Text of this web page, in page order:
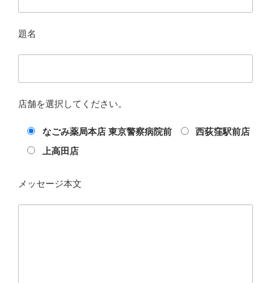
題名
店舗を選択してください。
なごみ薬局本店 東京警察病院前
西荻窪駅前店
上高田店
メッセージ本文